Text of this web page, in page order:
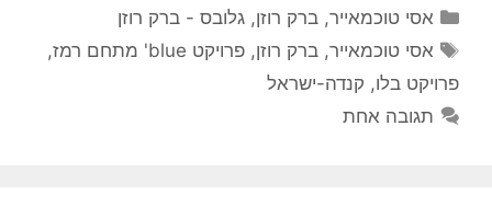
קטגוריות
אסי טוכמאייר,ברק רוזן,גלובס - ברק רוזן
תגיות
אסי טוכמאייר,ברק רוזן,פרויקט blue' מתחם רמז
,
פרויקט בלו, קנדה-ישראל
תגובה אחת